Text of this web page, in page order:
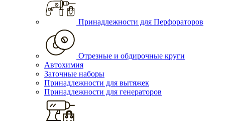
Принадлежности для Перфораторов
Отрезные и обдирочные круги
Автохимия
Заточные наборы
Принадлежности для вытяжек
Принадлежности для генераторов